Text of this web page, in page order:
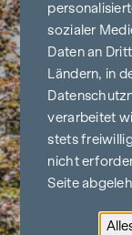
sozialer
Daten an
Ländern, in
verarbeitet
stets
nicht
Seite